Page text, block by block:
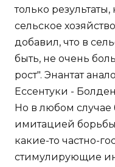
только
сельское
добавил, что в
быть, не очень
рост". Энантат
Ессентуки -
Но в любом случае
имитацией борьбы
какие-то частно-
стимулирующие